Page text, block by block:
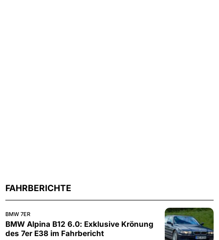
FAHRBERICHTE
BMW 7ER
BMW Alpina B12 6.0: Exklusive Krönung
des 7er E38 im Fahrbericht